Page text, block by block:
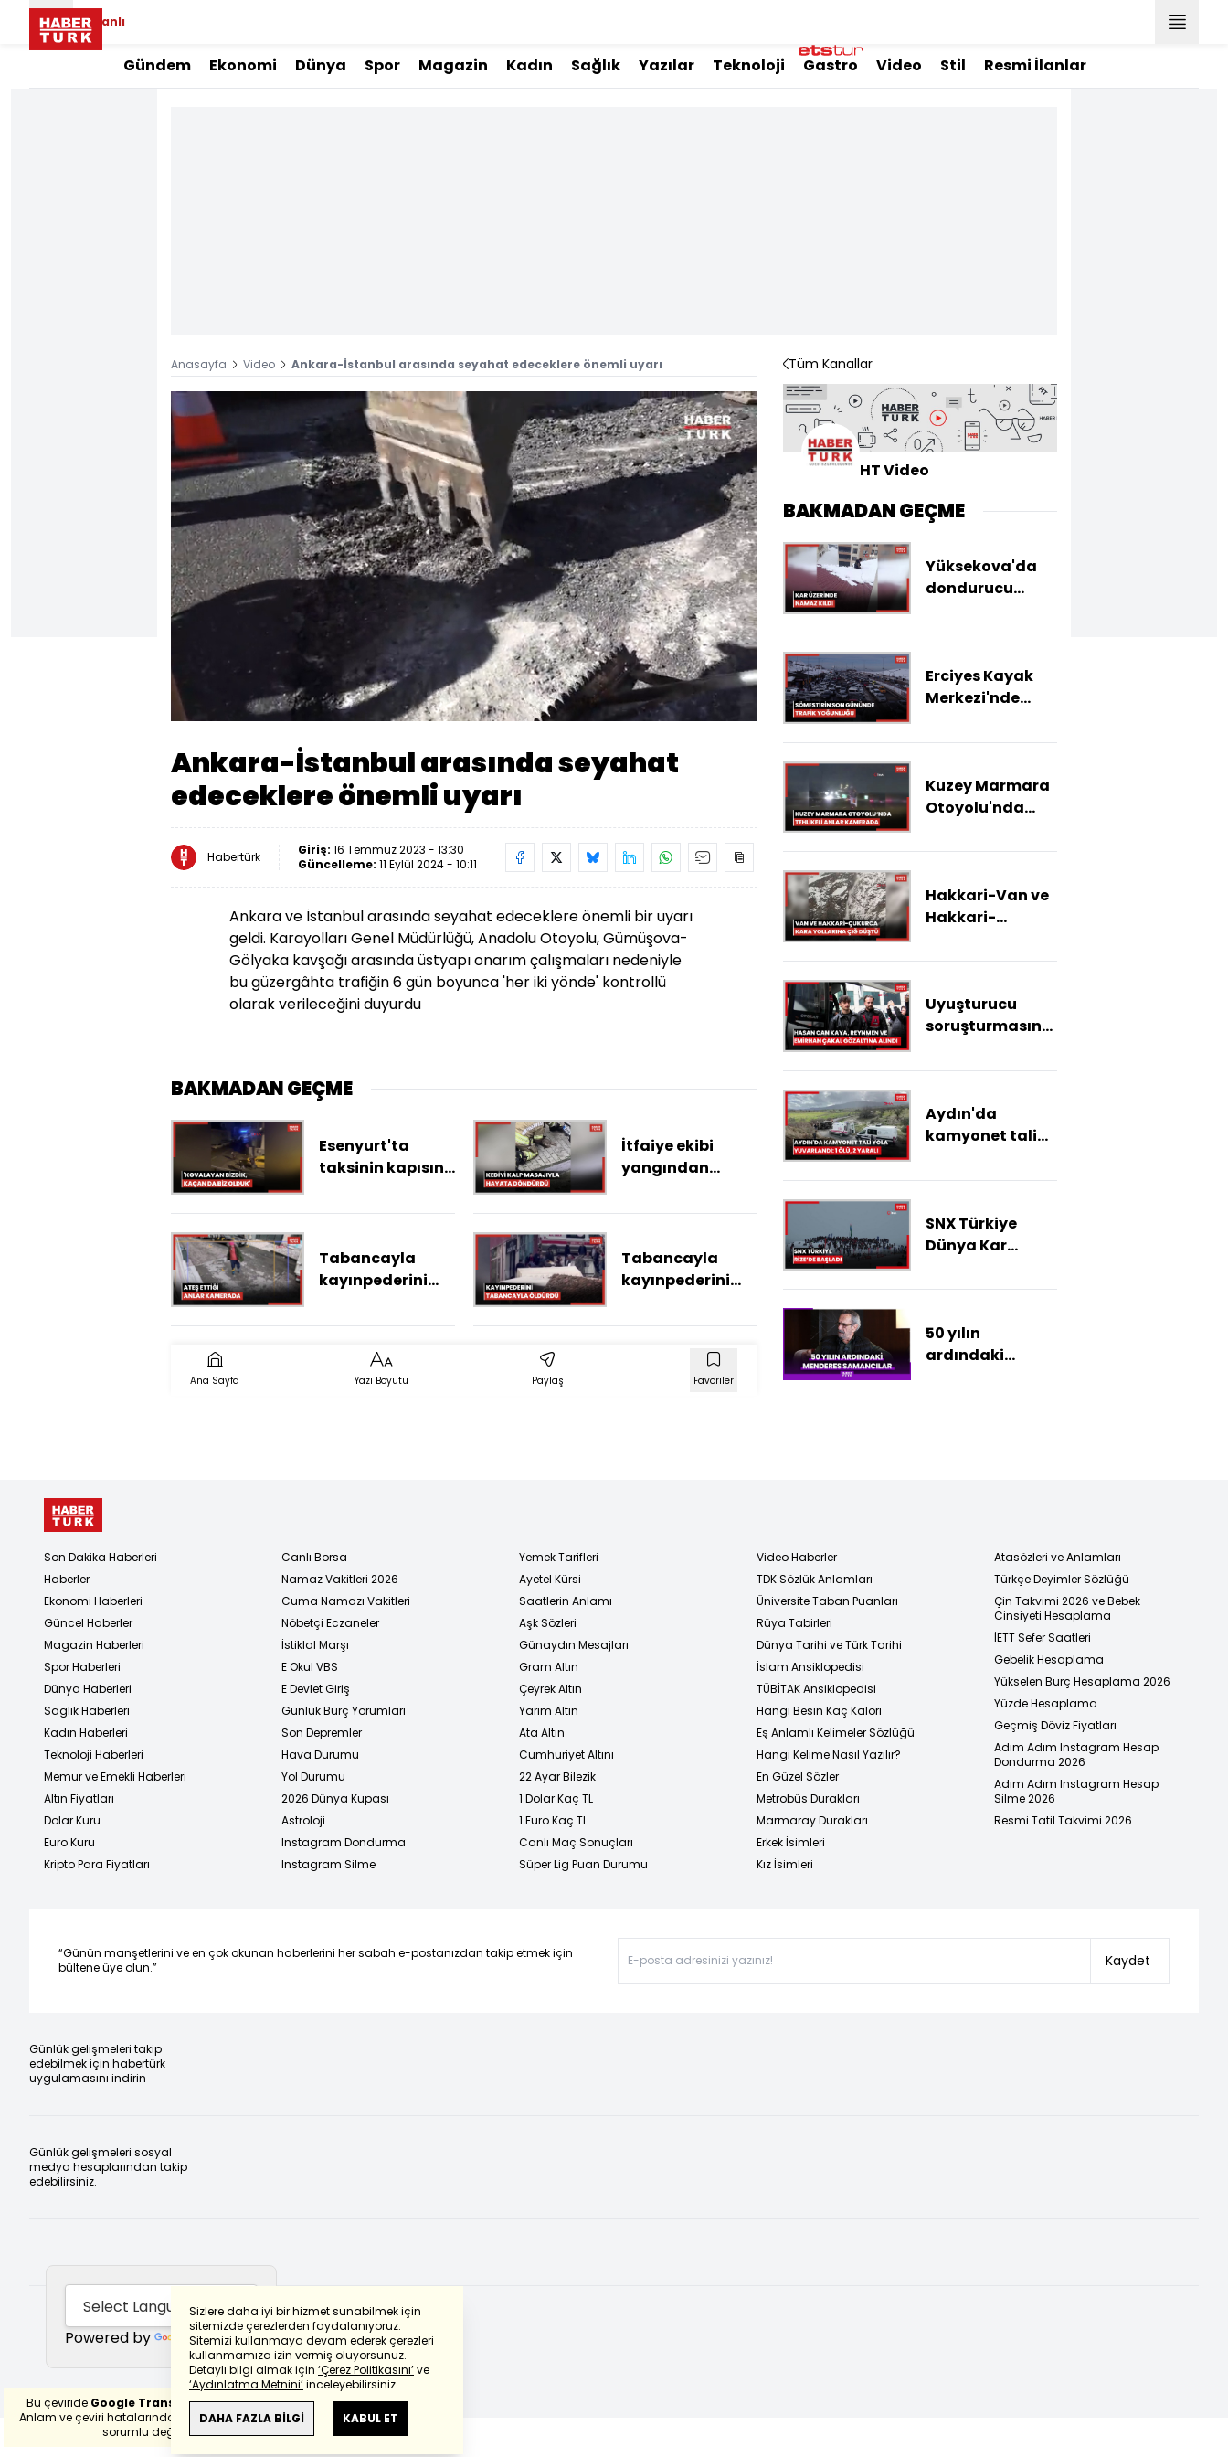
Canlı
Gündem Ekonomi Dünya Spor Magazin Kadın Sağlık Yazılar Teknoloji Gastro Video Stil Resmi İlanlar
Anasayfa Video Ankara-İstanbul arasında seyahat edeceklere önemli uyarı
Sesi
Yüklendi
19.36%
Oynatma
Hızı
Ankara-İstanbul arasında seyahat
edeceklere önemli uyarı
Habertürk Giriş: 16 Temmuz 2023 - 13:30
Güncelleme: 11 Eylül 2024 - 10:11
Ankara ve İstanbul arasında seyahat edeceklere önemli bir uyarı
geldi. Karayolları Genel Müdürlüğü, Anadolu Otoyolu, Gümüşova-
Gölyaka kavşağı arasında üstyapı onarım çalışmaları nedeniyle
bu güzergâhta trafiğin 6 gün boyunca 'her iki yönde' kontrollü
olarak verileceğini duyurdu
BAKMADAN GEÇME
Esenyurt'ta
taksinin kapısını
kendisine
edenleri palayla
kovaladı
İtfaiye ekibi
yangından
kalp masajıyla
döndürdü
Tabancayla
kayınpederini
kayınbiraderini
sonra kaçtı
Tabancayla
kayınpederini
kayınbiraderini
sonra kaçtı
Ana Sayfa Yazı Boyutu Paylaş Favoriler
Tüm Kanallar
HT Video
BAKMADAN GEÇME
Yüksekova'da
dondurucu
çatıda ibadet:
namaz kıldı
Erciyes Kayak
Merkezi'nde
gününde trafik
Kuzey Marmara
Otoyolu'nda
kamerada
Hakkari-Van ve
Hakkari-
yollarına çığ
Uyuşturucu
soruşturmasında
ve Reynmen
Aydın'da
kamyonet tali
1 ölü, 2 yaralı
SNX Türkiye
Dünya Kar
Şampiyonası
50 yılın
ardındaki
Samancılar
Sizlere daha iyi bir hizmet sunabilmek için
sitemizde çerezlerden faydalanıyoruz.
Sitemizi kullanmaya devam ederek çerezleri
kullanmamıza izin vermiş oluyorsunuz.
Detaylı bilgi almak için ‘Çerez Politikasını’ve
‘Aydınlatma Metnini’inceleyebilirsiniz.
DAHA FAZLA BİLGİ KABUL ET
Son Dakika Haberleri
Haberler
Ekonomi Haberleri
Güncel Haberler
Magazin Haberleri
Spor Haberleri
Dünya Haberleri
Sağlık Haberleri
Kadın Haberleri
Teknoloji Haberleri
Memur ve Emekli Haberleri
Altın Fiyatları
Dolar Kuru
Euro Kuru
Kripto Para Fiyatları
Canlı Borsa
Namaz Vakitleri 2026
Cuma Namazı Vakitleri
Nöbetçi Eczaneler
İstiklal Marşı
E Okul VBS
E Devlet Giriş
Günlük Burç Yorumları
Son Depremler
Hava Durumu
Yol Durumu
2026 Dünya Kupası
Astroloji
Instagram Dondurma
Instagram Silme
Yemek Tarifleri
Ayetel Kürsi
Saatlerin Anlamı
Aşk Sözleri
Günaydın Mesajları
Gram Altın
Çeyrek Altın
Yarım Altın
Ata Altın
Cumhuriyet Altını
22 Ayar Bilezik
1 Dolar Kaç TL
1 Euro Kaç TL
Canlı Maç Sonuçları
Süper Lig Puan Durumu
Video Haberler
TDK Sözlük Anlamları
Üniversite Taban Puanları
Rüya Tabirleri
Dünya Tarihi ve Türk Tarihi
İslam Ansiklopedisi
TÜBİTAK Ansiklopedisi
Hangi Besin Kaç Kalori
Eş Anlamlı Kelimeler Sözlüğü
Hangi Kelime Nasıl Yazılır?
En Güzel Sözler
Metrobüs Durakları
Marmaray Durakları
Erkek İsimleri
Kız İsimleri
Atasözleri ve Anlamları
Türkçe Deyimler Sözlüğü
Çin Takvimi 2026 ve Bebek
Cinsiyeti Hesaplama
İETT Sefer Saatleri
Gebelik Hesaplama
Yükselen Burç Hesaplama 2026
Yüzde Hesaplama
Geçmiş Döviz Fiyatları
Adım Adım Instagram Hesap
Dondurma 2026
Adım Adım Instagram Hesap
Silme 2026
Resmi Tatil Takvimi 2026
“Günün manşetlerini ve en çok okunan haberlerini her sabah e-postanızdan takip etmek için
bültene üye olun.”
Kaydet
Günlük gelişmeleri takip
edebilmek için habertürk
uygulamasını indirin
Günlük gelişmeleri sosyal
medya hesaplarından takip
edebilirsiniz.
Powered by Translate
Bu çeviride Google Transletekullanılmıştır.
Anlam ve çeviri hatalarından
haberturk.com
sorumlu değildir.